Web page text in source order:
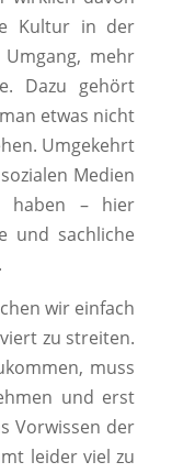
Kultur in der
mehr
Dazu gehört
etwas nicht
Umgekehrt
Medien
haben – hier
und sachliche
wir einfach
zu streiten.
muss
und erst
Vorwissen der
leider viel zu